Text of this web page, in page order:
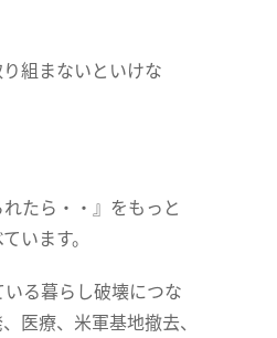
組まないといけな
たら・・』をもっと
います。
る暮らし破壊につな
医療、米軍基地撤去、